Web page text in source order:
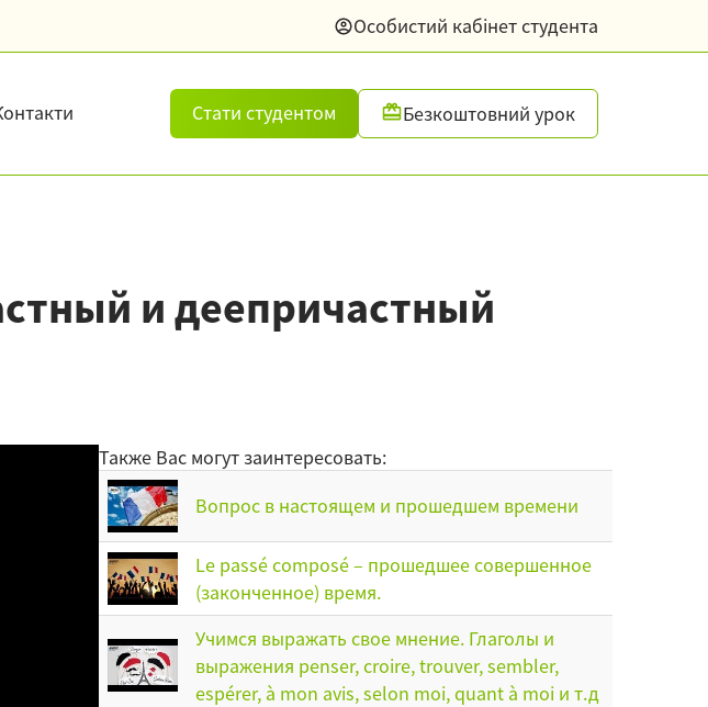
Особистий кабінет студента
Стати студентом Безкоштовний урок
и деепричастный
Также Вас могут заинтересовать:
Вопрос в настоящем и прошедшем времени
Le passé composé – прошедшее совершенное
(законченное) время.
Учимся выражать свое мнение. Глаголы и
выражения penser, croire, trouver, sembler,
espérer, à mon avis, selon moi, quant à moi и т.д